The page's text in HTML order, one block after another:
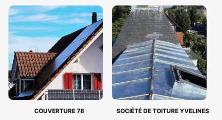
COUVERTURE 78 SOCIÉTÉ DE TOITURE YVELINES